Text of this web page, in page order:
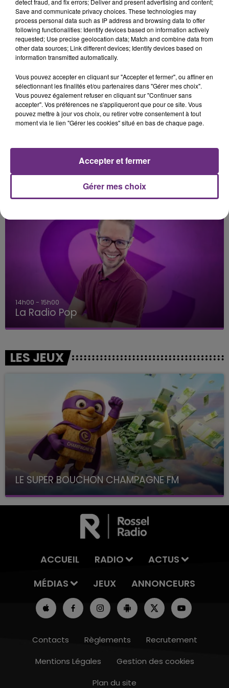
CAMILA CABELLO & ED SHEERAN
Bam Bam
TEMPER CITY
Self Aware
19h57
19h57
GNASH
I Hate U I Love U
19h55
19h55
GIMS
A L'ANTENNE
14h00 - 15h00
La Radio Pop
LES JEUX
LE SUPER BOUCHON CHAMPAGNE FM
avec La Famille Champagne FM, à 8H10
ACCUEIL RADIO
ACTUS
MÉDIAS
JEUX ANNONCEURS
Contacts Règlements
Recrutement
Mentions Légales
Gestion des cookies
Plan du site
Save and communicate privacy choices. These technologies may
process personal data such as IP address and browsing data to offer
following functionalities: Identify devices based on information actively
requested; Use precise geolocation data; Match and combine data from
other data sources; Link different devices; Identify devices based on
information transmitted automatically.
Vous pouvez accepter en cliquant sur "Accepter et fermer", ou affiner en
sélectionnant les finalités et/ou partenaires dans "Gérer mes choix".
Vous pouvez également refuser en cliquant sur "Continuer sans
accepter". Vos préférences ne s'appliqueront que pour ce site. Vous
pouvez mettre à jour vos choix, ou retirer votre consentement à tout
moment via le lien "Gérer les cookies" situé en bas de chaque page.
Gérer mes choix
Accepter et fermer